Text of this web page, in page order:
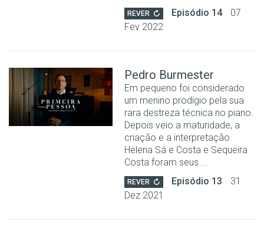
REVER Episódio 14
07
Fev 2022
Pedro Burmester
Em pequeno foi considerado
um menino prodígio pela sua
rara destreza técnica no piano.
Depois veio a maturidade, a
criação e a interpretação.
Helena Sá e Costa e Sequeira
Costa foram seus ...
REVER Episódio 13
31
Dez 2021